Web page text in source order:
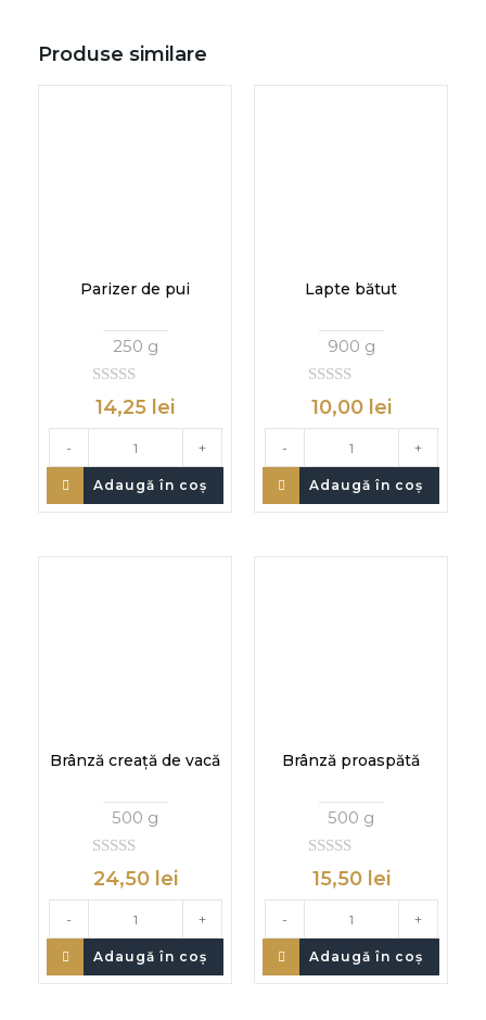
Produse similare
Parizer de pui
250 g
0
d
i
14,25 lei
- +
Adaugă în coș
Lapte bătut
900 g
0
d
i
10,00 lei
- +
Adaugă în coș
Brânză creață de vacă
500 g
0
d
i
24,50 lei
- +
Adaugă în coș
Brânză proaspătă
500 g
0
d
i
15,50 lei
- +
Adaugă în coș